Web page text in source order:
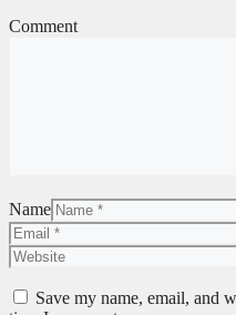
Comment
Name
Save my name, email, and